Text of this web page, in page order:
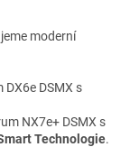
moderní
DSMX s
NX7e+ DSMX s
Technologie.